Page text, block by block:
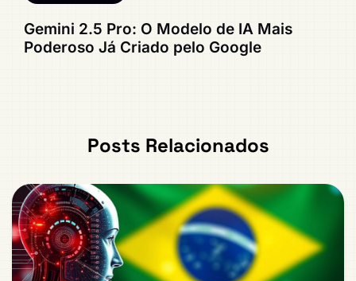
Gemini 2.5 Pro: O Modelo de IA Mais
Poderoso Já Criado pelo Google
Posts Relacionados